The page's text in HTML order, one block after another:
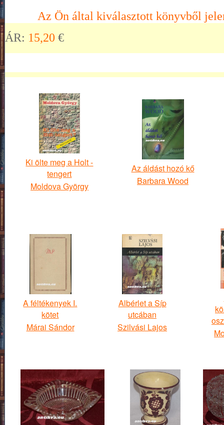
Az Ön által kiválasztott könyvből
ÁR: 15,20 €
Ki ölte meg a Holt -
tengert
Moldova György
Az áldást hozó kő
Barbara Wood
A féltékenyek I.
kötet
Márai Sándor
Albérlet a Síp
utcában
Szilvási Lajos